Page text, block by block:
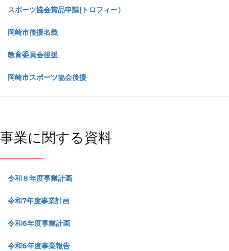
スポーツ協会賞品申請(トロフィー）
岡崎市後援名義
教育委員会後援
岡崎市スポーツ協会後援
事業に関する資料
令和８年度事業計画
令和7年度事業計画
令和6年度事業計画
令和6年度事業報告